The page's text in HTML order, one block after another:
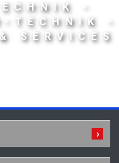
-
TECHNIK -
SERVICES